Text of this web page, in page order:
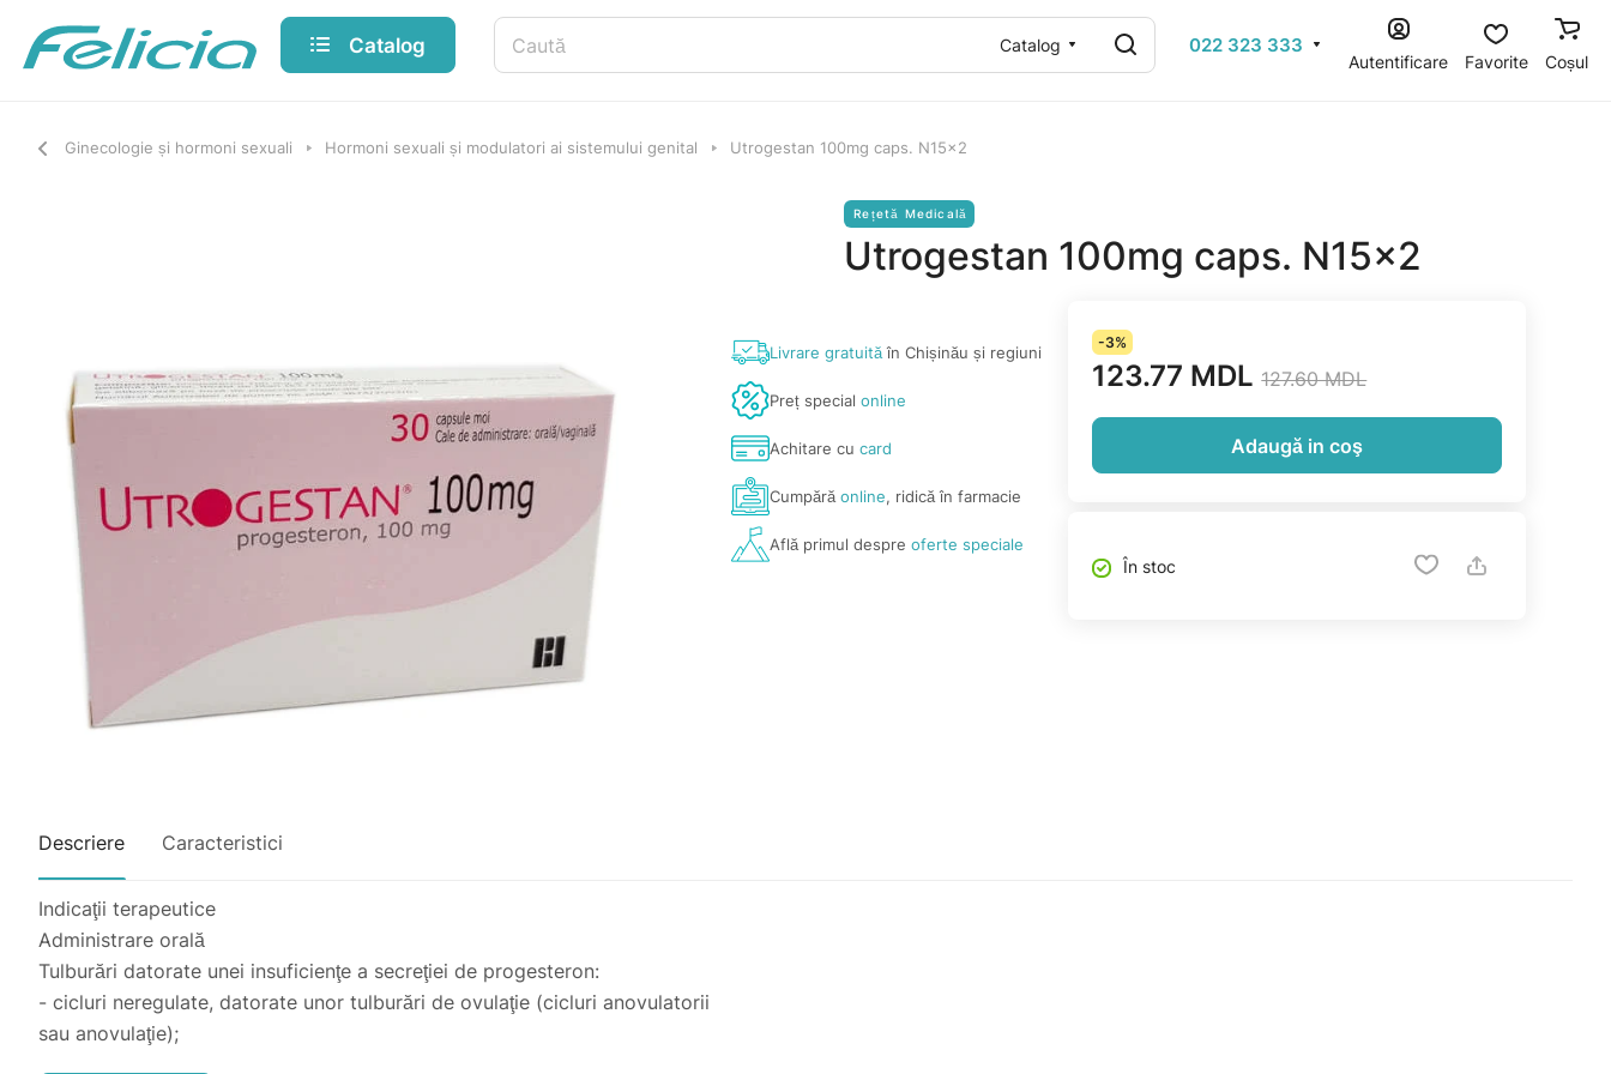
Catalog Catalog 022 323 333
Autentificare Favorite Coșul
Ginecologie și hormoni sexuali Hormoni sexuali și modulatori ai sistemului genital Utrogestan 100mg caps. N15x2
Rețetă Medicală
Utrogestan 100mg caps. N15x2
Livrare gratuităîn Chișinău și regiuni
Preț specialonline
Achitare cucard
Cumpărăonline, ridică în farmacie
Află primul despreoferte speciale
-3%
123.77 MDL 127.60 MDL
Adaugă in coş
În stoc
Descriere Caracteristici
Indicaţii terapeutice
Administrare orală
Tulburări datorate unei insuficienţe a secreţiei de progesteron:
- cicluri neregulate, datorate unor tulburări de ovulaţie (cicluri anovulatorii
sau anovulaţie);